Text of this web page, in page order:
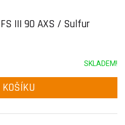
FS III 90 AXS / Sulfur
SKLADEM!
KOŠÍKU